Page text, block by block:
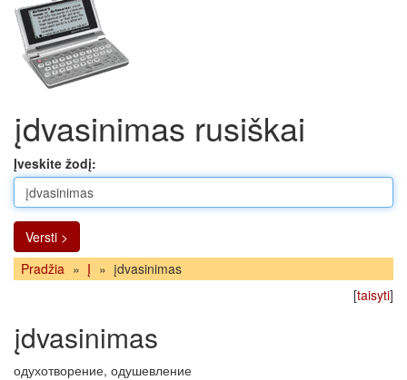
įdvasinimas rusiškai
Įveskite žodį:
Versti >
Pradžia » Į » įdvasinimas
[taisyti]
įdvasinimas
одухотворение, одушевление